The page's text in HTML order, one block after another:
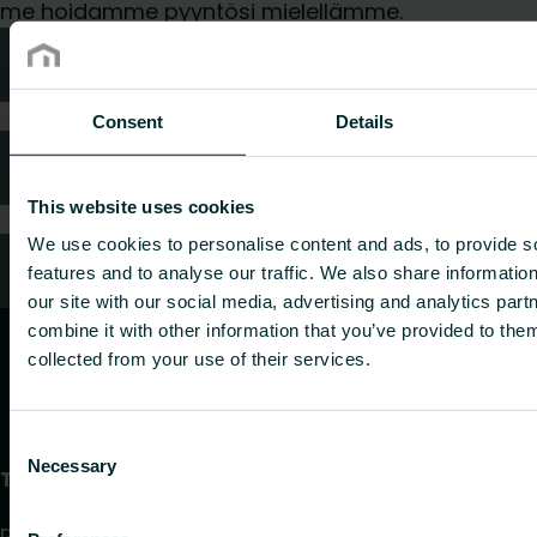
Consent Details
This website uses cookies
We use cookies to personalise content and ads, to provide
features and to analyse our traffic. We also share
our site with our social media, advertising and analytics
combine it with other information that you’ve provided to
collected from your use of their services.
Selection
Necessary
me hoidamme pyyntösi mielellämme.
Tekniken neuvonta
Usein kysytyt kysymykset
Oletko kuluttaja?
Tuotteet